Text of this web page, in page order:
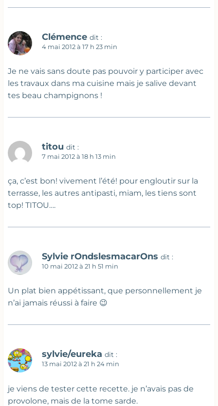
Clémence dit :
4 mai 2012 à 17 h 23 min
Je ne vais sans doute pas pouvoir y participer avec
les travaux dans ma cuisine mais je salive devant
tes beau champignons !
titou dit :
7 mai 2012 à 18 h 13 min
ça, c’est bon! vivement l’été! pour engloutir sur la
terrasse, les autres antipasti, miam, les tiens sont
top! TITOU….
Sylvie rOndslesmacarOns dit :
10 mai 2012 à 21 h 51 min
Un plat bien appétissant, que personnellement je
n’ai jamais réussi à faire 😉
sylvie/eureka dit :
13 mai 2012 à 21 h 24 min
je viens de tester cette recette. je n’avais pas de
provolone, mais de la tome sarde.